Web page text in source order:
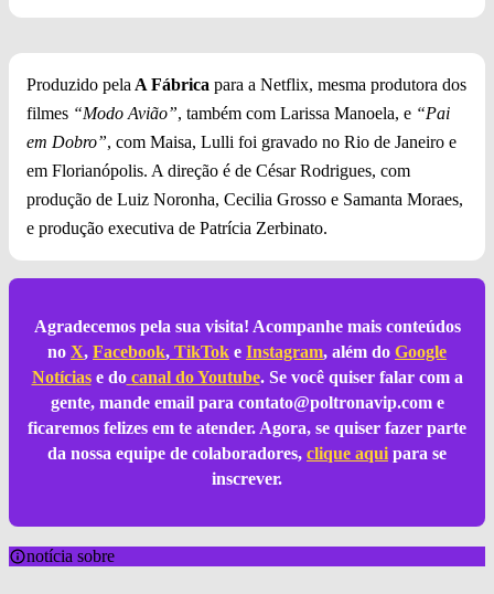
Produzido pela A Fábrica para a Netflix, mesma produtora dos
filmes “Modo Avião”, também com Larissa Manoela, e “Pai
em Dobro”, com Maisa, Lulli foi gravado no Rio de Janeiro e
em Florianópolis. A direção é de César Rodrigues, com
produção de Luiz Noronha, Cecilia Grosso e Samanta Moraes,
e produção executiva de Patrícia Zerbinato.
Agradecemos pela sua visita! Acompanhe mais conteúdos
no X, Facebook, TikTok e Instagram, além do Google
Notíciase docanal do Youtube. Se você quiser falar com a
gente, mande email para contato@poltronavip.come
ficaremos felizes em te atender. Agora, se quiser fazer parte
da nossa equipe de colaboradores, clique aqui para se
inscrever.
notícia sobre